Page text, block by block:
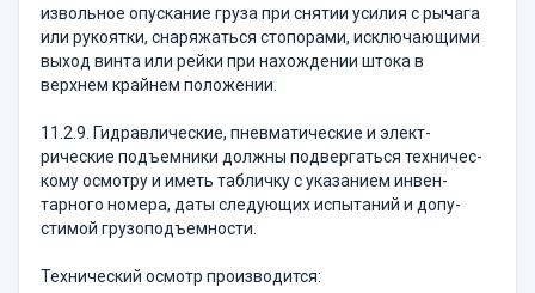
извольное опускание груза при снятии усилия с рычага
или рукоятки, снаряжаться стопорами, ис­клю­чающими
выход винта или рейки при нахожде­нии штока в
верхнем крайнем положении.
11.2.9. Гидравлические, пневматические и элект­
рические подъемники должны подвергаться техничес­
кому осмотру и иметь табличку с указанием инвен­
тарного номера, даты следующих испытаний и допу­
стимой грузоподъемности.
Технический осмотр производится: